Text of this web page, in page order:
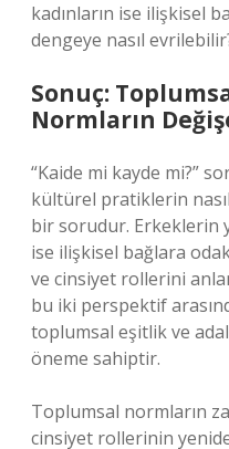
kadınların ise ilişkisel
dengeye nasıl
Sonuç:
Normların
“Kaide mi kayde mi?”
kültürel pratiklerin
bir sorudur. Erkeklerin
ise ilişkisel bağlara
ve cinsiyet rollerini
bu iki perspektif
toplumsal eşitlik ve
öneme sahiptir.
Toplumsal normların
cinsiyet rollerinin